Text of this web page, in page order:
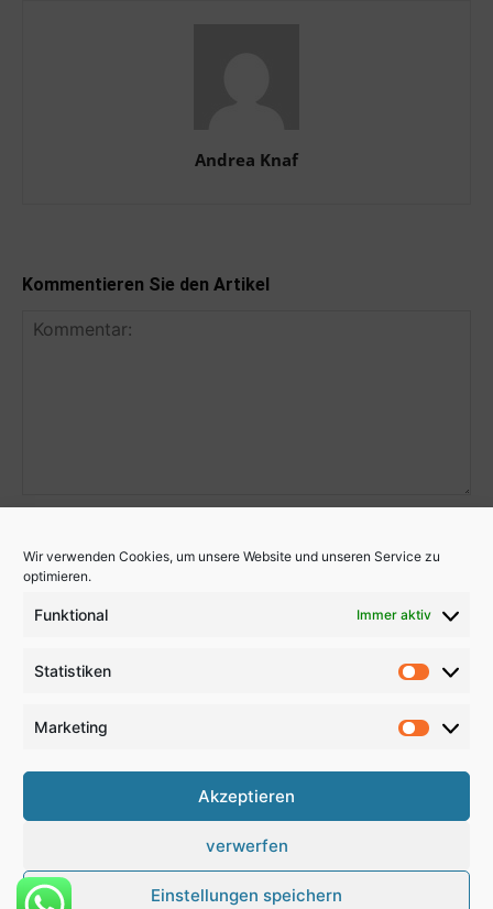
Wir verwenden Cookies, um unsere Website und unseren Service zu
optimieren.
Funktional Immer aktiv
Statistiken
Marketing
Akzeptieren
verwerfen
Einstellungen speichern
Andrea Knaf
Kommentieren Sie den Artikel